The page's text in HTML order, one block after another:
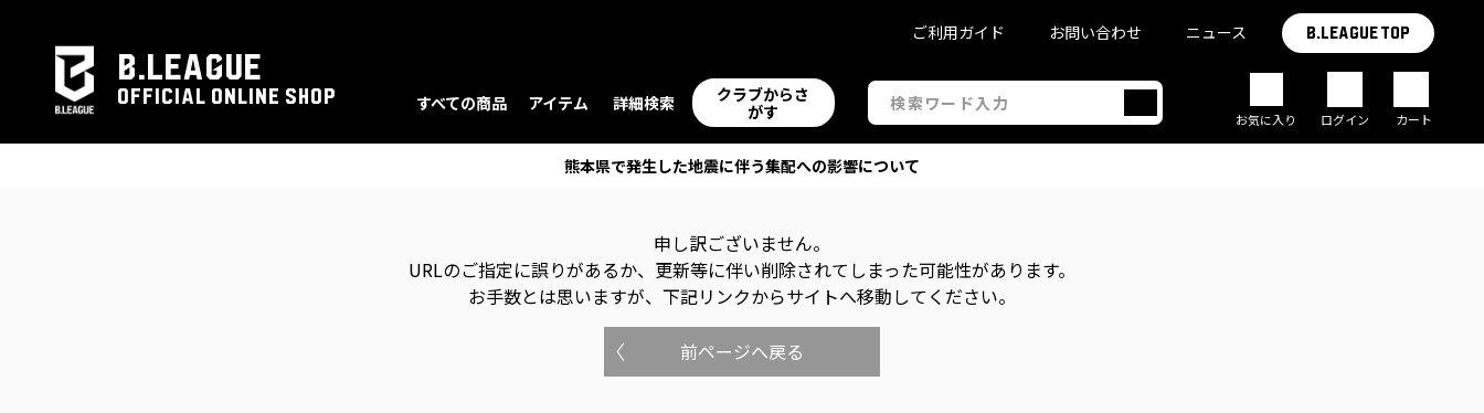
B.LEAGUE
OFFICIAL ONLINE SHOP すべての商品 アイテム 詳細検索
クラブからさ
がす
ご利用ガイド お問い合わせ ニュース B.LEAGUE TOP
お気に入り ログイン カート
熊本県で発生した地震に伴う集配への影響について
申し訳ございません。
URLのご指定に誤りがあるか、更新等に伴い削除されてしまった可能性があります。
お手数とは思いますが、下記リンクからサイトへ移動してください。
前ページへ戻る